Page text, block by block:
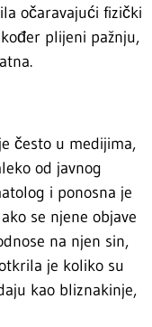
očaravajući fizički
plijeni pažnju,
često u medijima,
od javnog
i ponosna je
se njene objave
na njen sin,
je koliko su
kao bliznakinje,